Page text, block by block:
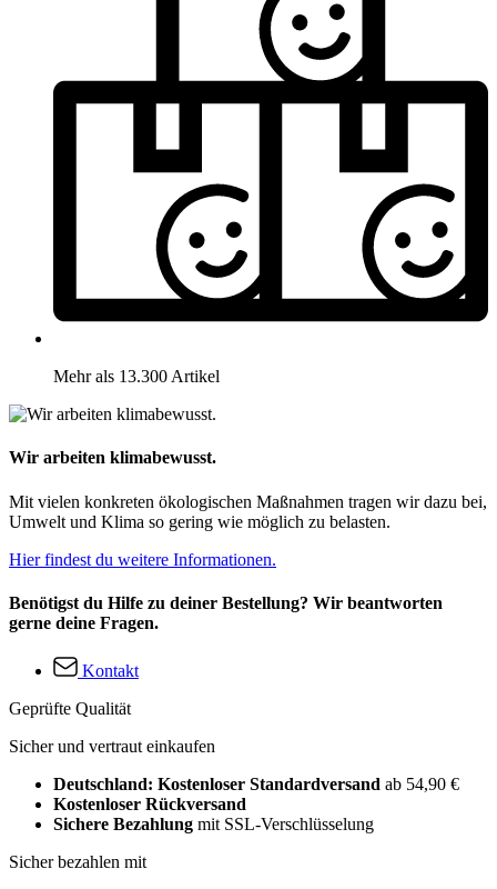
Mehr als 13.300 Artikel
Wir arbeiten klimabewusst.
Mit vielen konkreten ökologischen Maßnahmen tragen wir dazu bei,
Umwelt und Klima so gering wie möglich zu belasten.
Hier findest du weitere Informationen.
Benötigst du Hilfe zu deiner Bestellung? Wir beantworten
gerne deine Fragen.
Kontakt
Geprüfte Qualität
Sicher und vertraut einkaufen
Deutschland: Kostenloser Standardversand ab 54,90 €
Kostenloser Rückversand
Sichere Bezahlung mit SSL-Verschlüsselung
Sicher bezahlen mit